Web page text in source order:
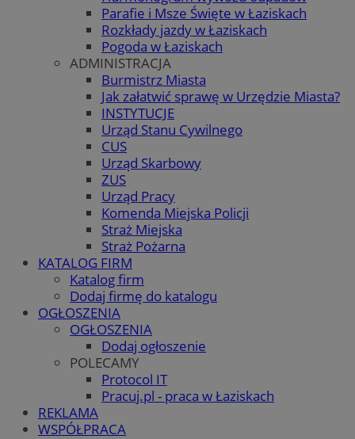
Parafie i Msze Święte w Łaziskach
Rozkłady jazdy w Łaziskach
Pogoda w Łaziskach
ADMINISTRACJA
Burmistrz Miasta
Jak załatwić sprawę w Urzędzie Miasta?
INSTYTUCJE
Urząd Stanu Cywilnego
CUS
Urząd Skarbowy
ZUS
Urząd Pracy
Komenda Miejska Policji
Straż Miejska
Straż Pożarna
KATALOG FIRM
Katalog firm
Dodaj firmę do katalogu
OGŁOSZENIA
OGŁOSZENIA
Dodaj ogłoszenie
POLECAMY
Protocol IT
Pracuj.pl - praca w Łaziskach
REKLAMA
WSPÓŁPRACA